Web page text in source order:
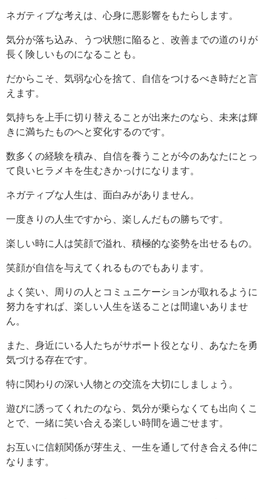
ネガティブな考えは、心身に悪影響をもたらします。
気分が落ち込み、うつ状態に陥ると、改善までの道のりが
長く険しいものになることも。
だからこそ、気弱な心を捨て、自信をつけるべき時だと言
えます。
気持ちを上手に切り替えることが出来たのなら、未来は輝
きに満ちたものへと変化するのです。
数多くの経験を積み、自信を養うことが今のあなたにとっ
て良いヒラメキを生むきかっけになります。
ネガティブな人生は、面白みがありません。
一度きりの人生ですから、楽しんだもの勝ちです。
楽しい時に人は笑顔で溢れ、積極的な姿勢を出せるもの。
笑顔が自信を与えてくれるものでもあります。
よく笑い、周りの人とコミュニケーションが取れるように
努力をすれば、楽しい人生を送ることは間違いありませ
ん。
また、身近にいる人たちがサポート役となり、あなたを勇
気づける存在です。
特に関わりの深い人物との交流を大切にしましょう。
遊びに誘ってくれたのなら、気分が乗らなくても出向くこ
とで、一緒に笑い合える楽しい時間を過ごせます。
お互いに信頼関係が芽生え、一生を通して付き合える仲に
なります。